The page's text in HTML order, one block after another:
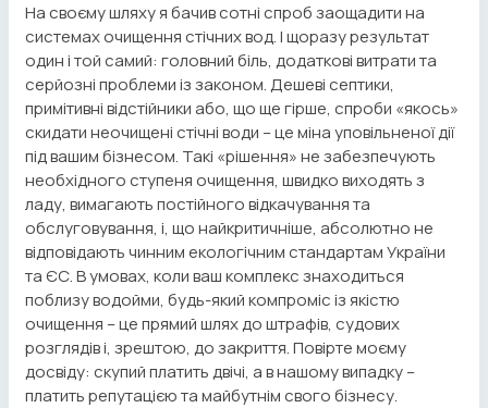
На своєму шляху я бачив сотні спроб заощадити на
системах очищення стічних вод. І щоразу результат
один і той самий: головний біль, додаткові витрати та
серйозні проблеми із законом. Дешеві септики,
примітивні відстійники або, що ще гірше, спроби «якось»
скидати неочищені стічні води – це міна уповільненої дії
під вашим бізнесом. Такі «рішення» не забезпечують
необхідного ступеня очищення, швидко виходять з
ладу, вимагають постійного відкачування та
обслуговування, і, що найкритичніше, абсолютно не
відповідають чинним екологічним стандартам України
та ЄС. В умовах, коли ваш комплекс знаходиться
поблизу водойми, будь-який компроміс із якістю
очищення – це прямий шлях до штрафів, судових
розглядів і, зрештою, до закриття. Повірте моєму
досвіду: скупий платить двічі, а в нашому випадку –
платить репутацією та майбутнім свого бізнесу.